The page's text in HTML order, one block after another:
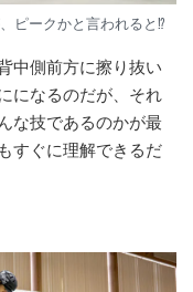
ピークかと言われると⁉︎
中側前方に擦り抜い
になるのだが、それ
な技であるのかが最
すぐに理解できるだ